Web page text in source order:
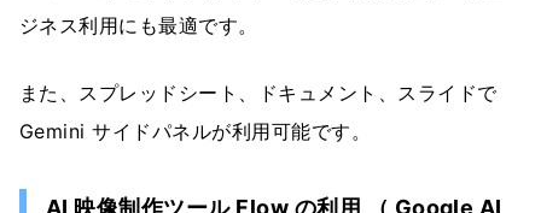
ジネス利用にも最適です。
また、スプレッドシート、ドキュメント、スライドで
Gemini サイドパネルが利用可能です。
AI 映像制作ツール Flow の利用 （ Google AI